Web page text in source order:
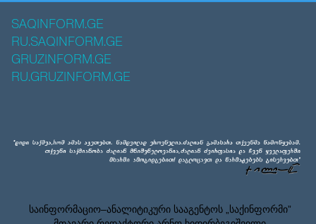
SAQINFORM.GE
RU.SAQINFORM.GE
GRUZINFORM.GE
RU.GRUZINFORM.GE
საინფორმაციო–ანალიტიკური სააგენტოს „საქინფორმი”